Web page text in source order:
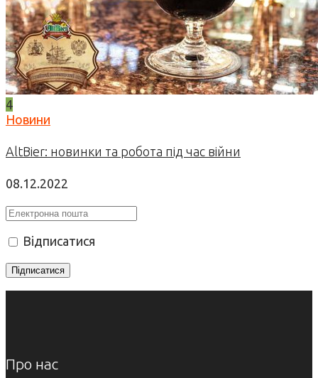
4
Новини
AltBier: новинки та робота під час війни
08.12.2022
Відписатися
Про нас